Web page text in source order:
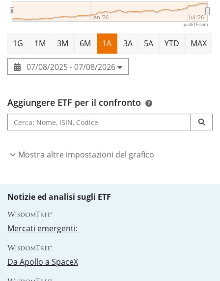
Jan '26 Jul '26
justETF.com
1G 1M 3M 6M 1A 3A 5A YTD MAX
07/08/2025 - 07/08/2026
Aggiungere ETF per il confronto
Mostra altre impostazioni del grafico
Notizie ed analisi sugli ETF
Mercati emergenti:
Da Apollo a SpaceX